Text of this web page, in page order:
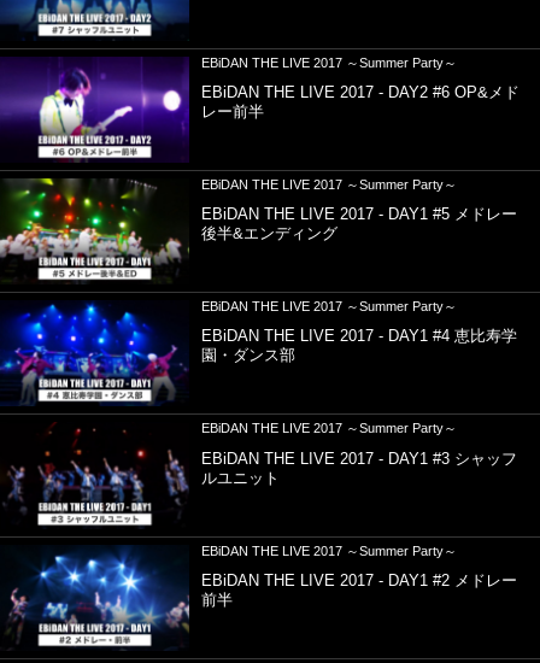
EBiDAN THE LIVE 2017 ～Summer Party～
EBiDAN THE LIVE 2017 - DAY2 #6 OP&メド
レー前半
EBiDAN THE LIVE 2017 ～Summer Party～
EBiDAN THE LIVE 2017 - DAY1 #5 メドレー
後半&エンディング
EBiDAN THE LIVE 2017 ～Summer Party～
EBiDAN THE LIVE 2017 - DAY1 #4 恵比寿学
園・ダンス部
EBiDAN THE LIVE 2017 ～Summer Party～
EBiDAN THE LIVE 2017 - DAY1 #3 シャッフ
ルユニット
EBiDAN THE LIVE 2017 ～Summer Party～
EBiDAN THE LIVE 2017 - DAY1 #2 メドレー
前半